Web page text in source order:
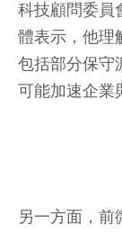
科技顧問委員
體表示，他理
包括部分保守
可能加速企業
另一方面，前